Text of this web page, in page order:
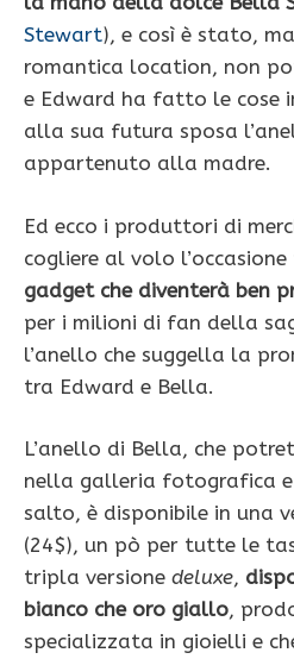
Stewart), e così è stato,
romantica location, non
e Edward ha fatto le cose
alla sua futura sposa
appartenuto alla madre.
Ed ecco i produttori di
cogliere al volo
gadget che diventerà ben
per i milioni di fan della
l’anello che suggella la
tra Edward e Bella.
L’anello di Bella, che
nella galleria fotografica
salto, è disponibile in una
(24$), un pò per tutte le
tripla versione deluxe,
bianco che oro giallo,
specializzata in gioielli e